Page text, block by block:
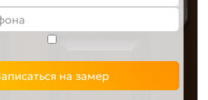
на замер